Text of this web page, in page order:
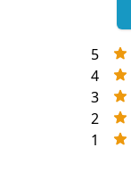
5
4
3
2
1